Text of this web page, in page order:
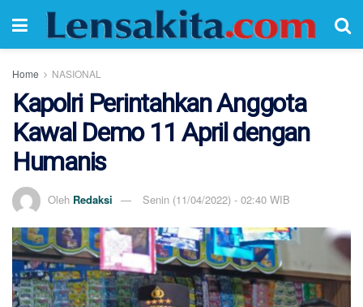
Home NASIONAL
Kapolri Perintahkan Anggota
Kawal Demo 11 April dengan
Humanis
Oleh Redaksi Senin (11/04/2022) - 02:40 WIB